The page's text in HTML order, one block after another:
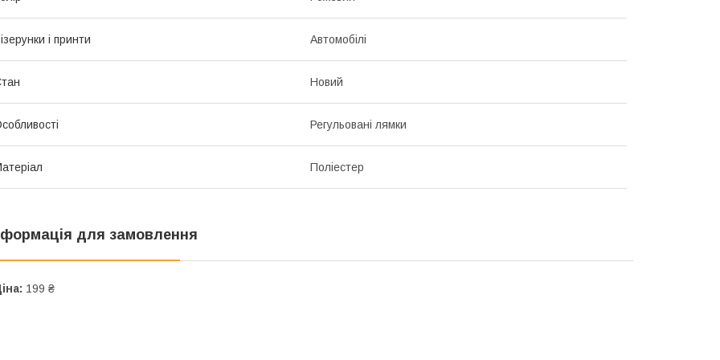
і принти Автомобілі
Новий
Регульовані лямки
Поліестер
для замовлення
199 ₴